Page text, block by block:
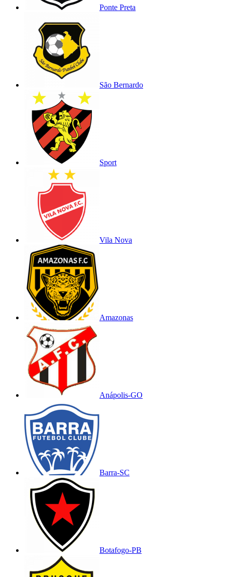
Ponte Preta
São Bernardo
Sport
Vila Nova
Amazonas
Anápolis-GO
Barra-SC
Botafogo-PB